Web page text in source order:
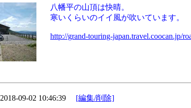
八幡平の山頂は快晴。
寒いくらいのイイ風が吹いています。
http://grand-touring-japan.travel.coocan.jp/
2018-09-02 10:46:39 [編集/削除]